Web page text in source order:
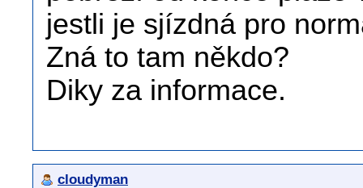
jestli je sjízdná pro
Zná to tam někdo?
Diky za informace.
cloudyman